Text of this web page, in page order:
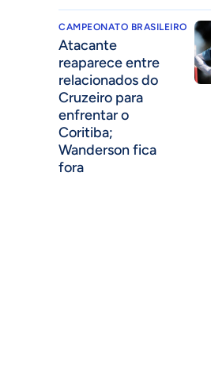
CAMPEONATO BRASILEIRO
Atacante
reaparece entre
relacionados do
Cruzeiro para
enfrentar o
Coritiba;
Wanderson fica
fora